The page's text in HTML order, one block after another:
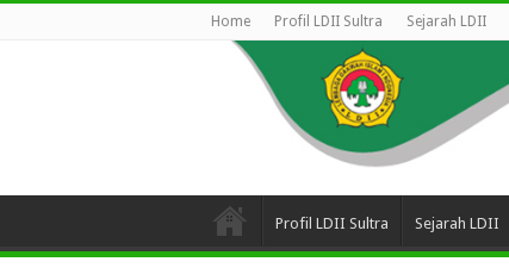
Home Profil LDII Sultra Sejarah LDII
Profil LDII Sultra Sejarah LDII